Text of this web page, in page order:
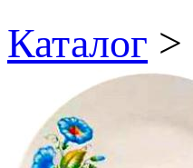
Каталог >